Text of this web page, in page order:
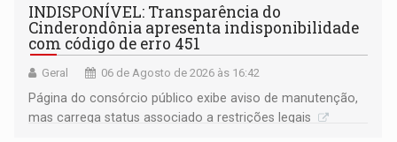
INDISPONÍVEL: Transparência do
Cinderondônia apresenta indisponibilidade
com código de erro 451
Geral 06 de Agosto de 2026 às 16:42
Página do consórcio público exibe aviso de manutenção,
mas carrega status associado a restrições legais